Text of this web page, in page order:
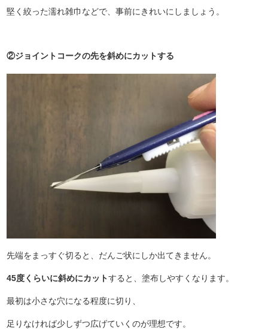
堅く絞った濡れ雑巾などで、事前にきれいにしましょう。
②ジョイントコークの先を斜めにカットする
先端をまっすぐ切ると、だんご状にしか出てきません。
45度くらいに斜めにカットすると、塗布しやすくなります。
最初は小さな穴になる程度に切り、
足りなければ少しずつ広げていくのが理想です。